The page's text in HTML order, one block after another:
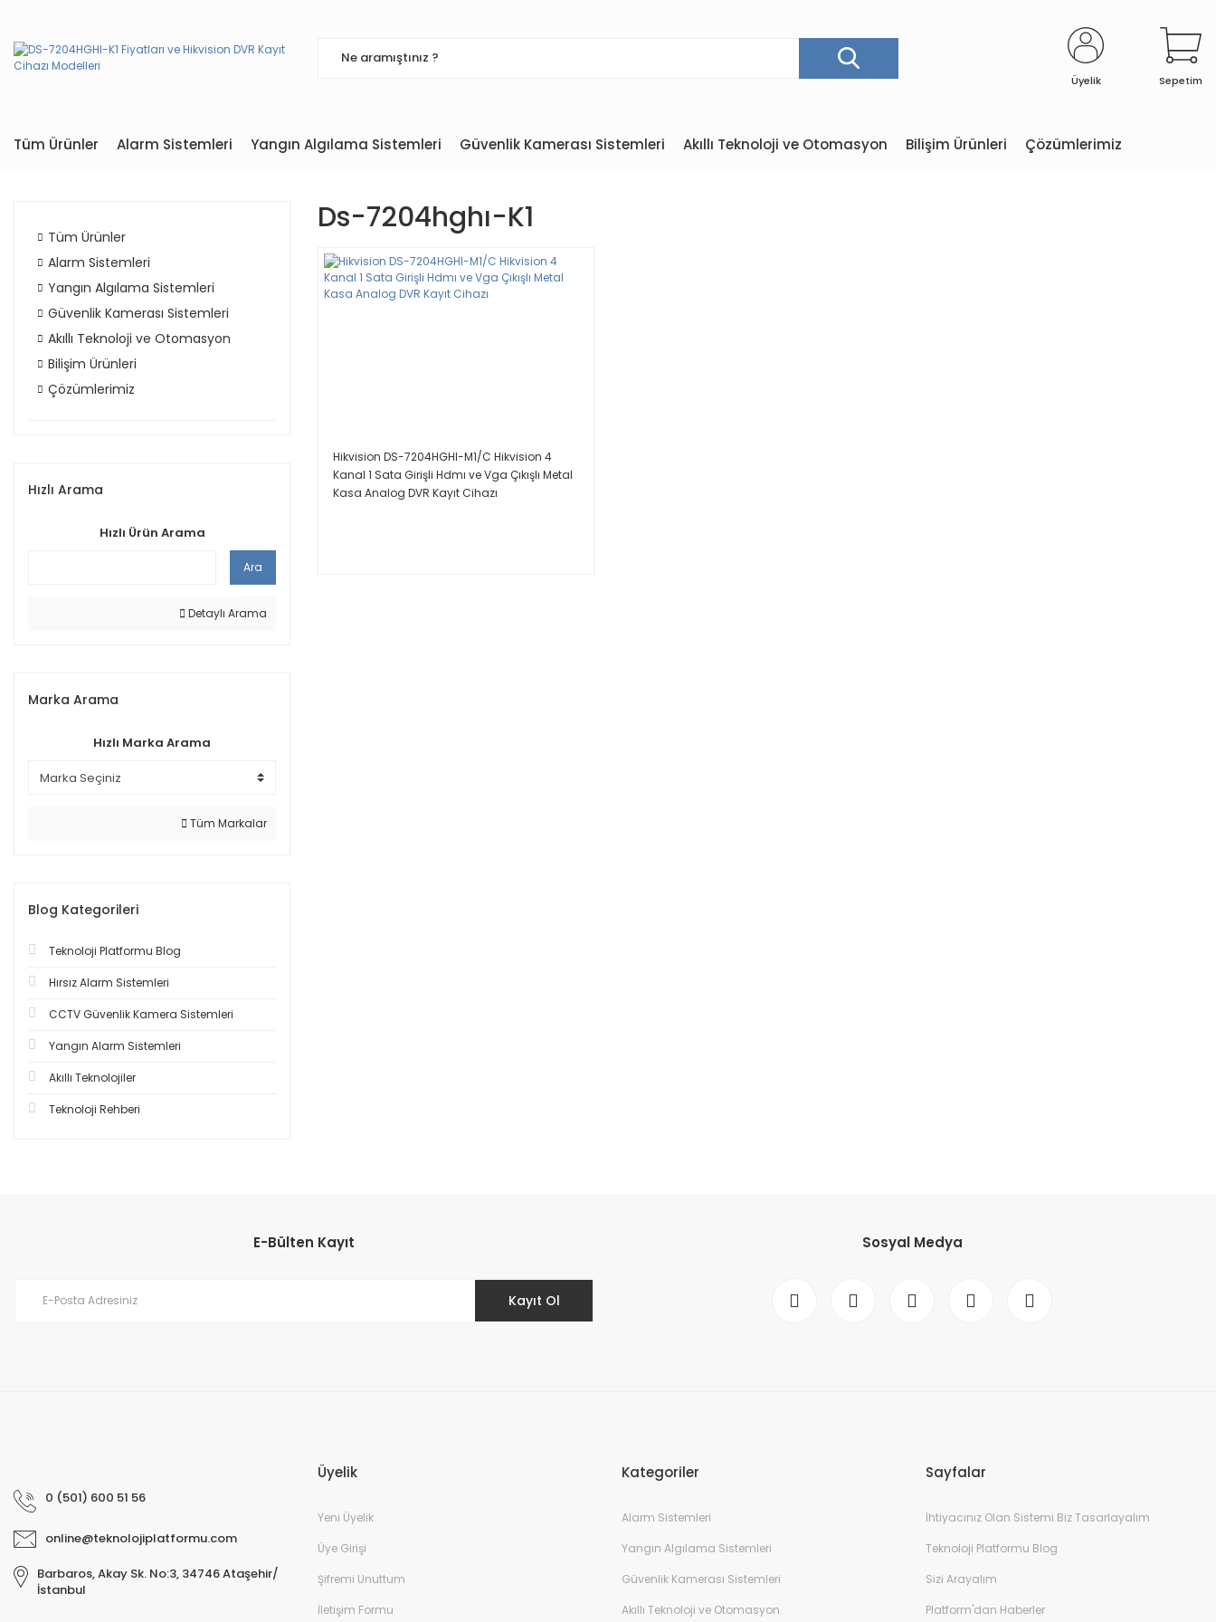
Üyelik Sepetim
Tüm Ürünler Alarm Sistemleri Yangın Algılama Sistemleri Güvenlik Kamerası Sistemleri Akıllı Teknoloji ve Otomasyon Bilişim Ürünleri Çözümlerimiz
Tüm Ürünler
Alarm Sistemleri
Yangın Algılama Sistemleri
Güvenlik Kamerası Sistemleri
Akıllı Teknoloji ve Otomasyon
Bilişim Ürünleri
Çözümlerimiz
Hızlı Arama
Hızlı Ürün Arama
Ara
Detaylı Arama
Marka Arama
Hızlı Marka Arama
Tüm Markalar
Blog Kategorileri
Teknoloji Platformu Blog
Hırsız Alarm Sistemleri
CCTV Güvenlik Kamera Sistemleri
Yangın Alarm Sistemleri
Akıllı Teknolojiler
Teknoloji Rehberi
Ds-7204hghı-K1
Hikvision DS-7204HGHI-M1/C Hikvision 4
Kanal 1 Sata Girişli Hdmı ve Vga Çıkışlı Metal
Kasa Analog DVR Kayıt Cihazı
E-Bülten Kayıt
Kayıt Ol
Sosyal Medya
0 (501) 600 51 56
online@teknolojiplatformu.com
Barbaros, Akay Sk. No:3, 34746 Ataşehir/
İstanbul
Üyelik
Yeni Üyelik
Üye Girişi
Şifremi Unuttum
İletişim Formu
Kategoriler
Alarm Sistemleri
Yangın Algılama Sistemleri
Güvenlik Kamerası Sistemleri
Akıllı Teknoloji ve Otomasyon
Sayfalar
İhtiyacınız Olan Sistemi Biz Tasarlayalım
Teknoloji Platformu Blog
Sizi Arayalım
Platform'dan Haberler